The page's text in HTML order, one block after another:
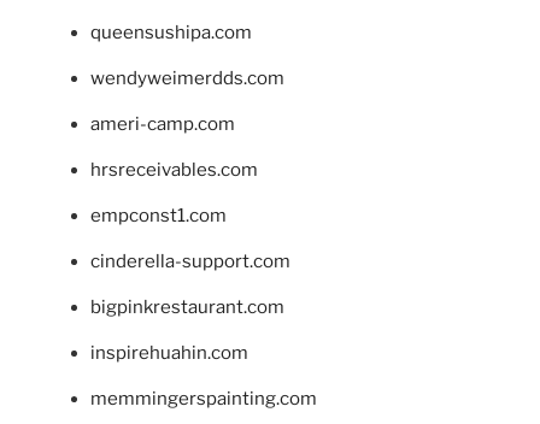
queensushipa.com
wendyweimerdds.com
ameri-camp.com
hrsreceivables.com
empconst1.com
cinderella-support.com
bigpinkrestaurant.com
inspirehuahin.com
memmingerspainting.com